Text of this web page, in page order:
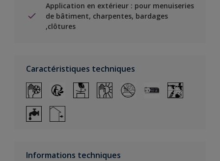
Application en extérieur : pour menuiseries
de bâtiment, charpentes, bardages
,clôtures
Caractéristiques techniques
Informations techniques